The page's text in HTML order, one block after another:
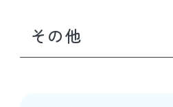
その他